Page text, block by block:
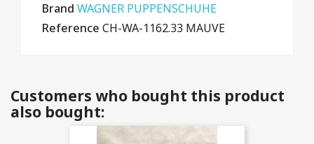
Brand WAGNER PUPPENSCHUHE
Reference CH-WA-1162.33 MAUVE
Customers who bought this product
also bought: